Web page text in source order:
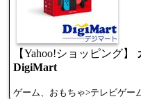
【Yahoo!ショッピング】
DigiMart
ゲーム、おもちゃ>テレビゲー